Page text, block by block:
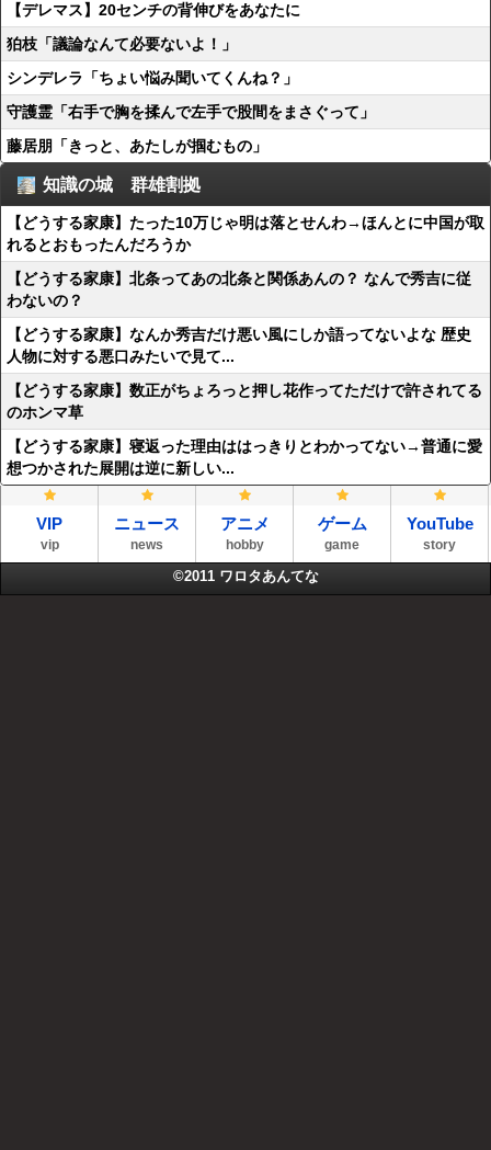
【デレマス】20センチの背伸びをあなたに
狛枝「議論なんて必要ないよ！」
シンデレラ「ちょい悩み聞いてくんね？」
守護霊「右手で胸を揉んで左手で股間をまさぐって」
藤居朋「きっと、あたしが掴むもの」
知識の城 群雄割拠
【どうする家康】たった10万じゃ明は落とせんわ→ほんとに中国が取
れるとおもったんだろうか
【どうする家康】北条ってあの北条と関係あんの？ なんで秀吉に従
わないの？
【どうする家康】なんか秀吉だけ悪い風にしか語ってないよな 歴史
人物に対する悪口みたいで見て...
【どうする家康】数正がちょろっと押し花作ってただけで許されてる
のホンマ草
【どうする家康】寝返った理由ははっきりとわかってない→普通に愛
想つかされた展開は逆に新しい...
VIP
vip
ニュース
news
アニメ
hobby
ゲーム
game
YouTube
story
©2011 ワロタあんてな